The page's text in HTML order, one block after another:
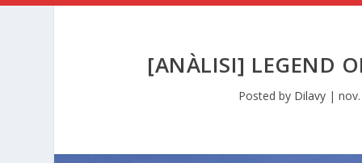
[ANÀLISI] LEGEND
Posted by Dilavy|